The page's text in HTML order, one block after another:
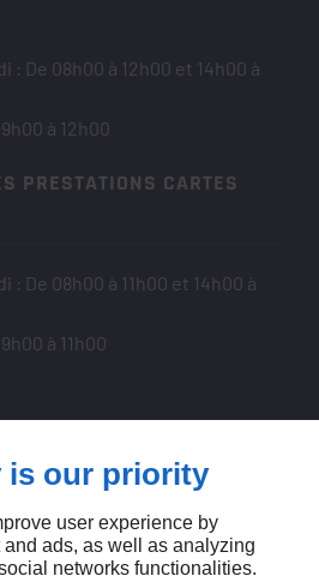
: De 08h00 à 12h00 et 14h00 à
à 12h00
PRESTATIONS CARTES
: De 08h00 à 11h00 et 14h00 à
à 11h00
is our priority
user experience by
ads, as well as analyzing
networks functionalities.